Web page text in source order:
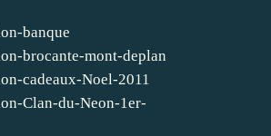
banque
brocante-mont-deplan
cadeaux-Noel-2011
Clan-du-Neon-1er-